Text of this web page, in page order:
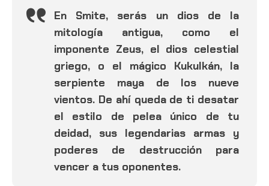
En Smite, serás un dios de la
mitología antigua, como el
imponente Zeus, el dios celestial
griego, o el mágico Kukulkán, la
serpiente maya de los nueve
vientos. De ahí queda de ti desatar
el estilo de pelea único de tu
deidad, sus legendarias armas y
poderes de destrucción para
vencer a tus oponentes.